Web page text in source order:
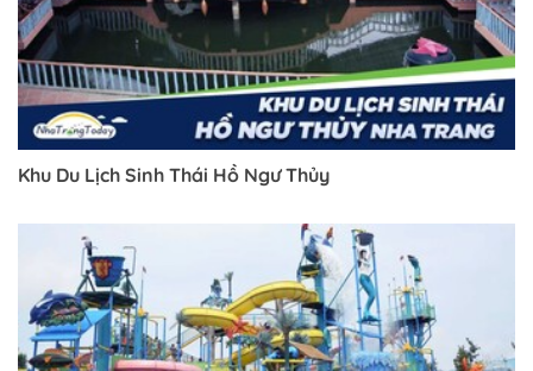
Trở về trang trước đó
Khu Du Lịch Sinh Thái Hồ Ngư Thủy